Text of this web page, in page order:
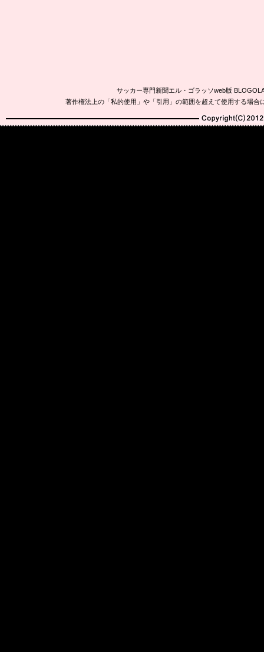
サッカー専門新聞エル・ゴラッソweb版
著作権法上の「私的使用」や「引用」の範囲を超えて使用する場
Copyright(C)2010-